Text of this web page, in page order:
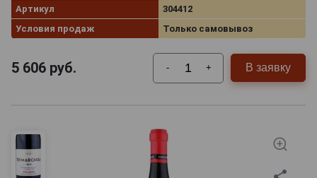
Артикул
304412
Условия продаж
Только самовывоз
5 606 руб. - + В заявку